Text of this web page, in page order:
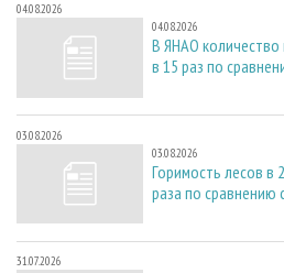
04.08.2026
04.08.2026
В ЯНАО
в 15 раз по
03.08.2026
03.08.2026
Горимость лесов в
раза по
31.07.2026